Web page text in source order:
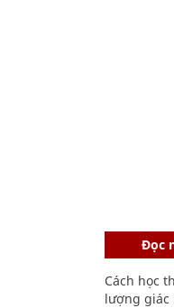
Đọc
Cách học
lượng